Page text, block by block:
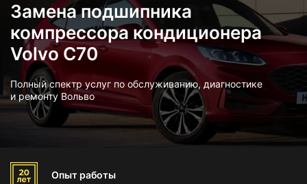
Замена подшипника
компрессора кондиционера
Volvo C70
Полный спектр услуг по обслуживанию, диагностике
и ремонту Вольво
Опыт работы